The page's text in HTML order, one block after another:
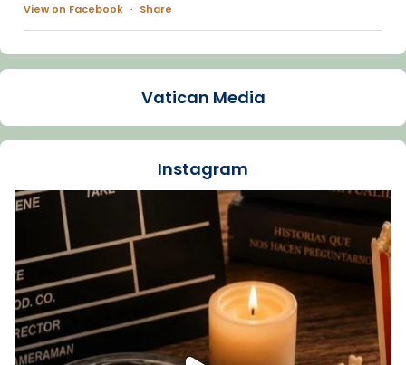
View on Facebook · Share
Arquebisbat de Barcelona
La Carmina va patir depressió. Fa gairebé
dos mesos, a l'Estadi Lluís Companys, la
Recupera l'entrevista comp
Vatican
tican News 👇
www.vaticannews.va/es/iglesia/news/2026-
07/carmina-historia-depresion-papa-viaje-
espana-testimoni...
Foto
Vatican Media
Instagram